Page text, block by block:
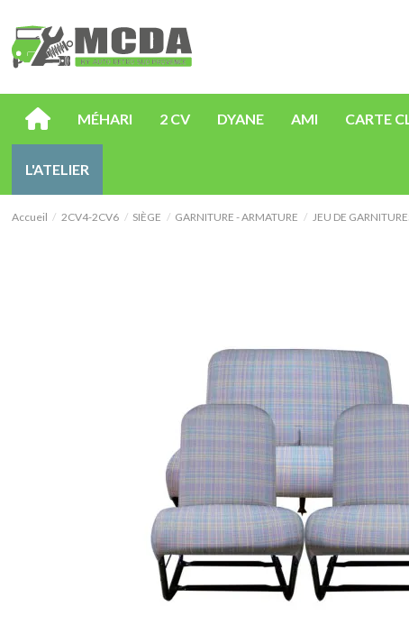
MÉHARI 2 CV DYANE AMI CARTE
L'ATELIER
Accueil 2CV4-2CV6 SIÈGE GARNITURE - ARMATURE JEU DE